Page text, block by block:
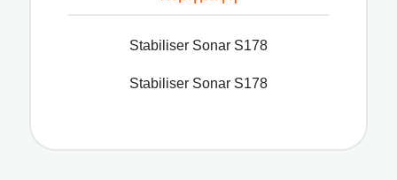
Stabiliser Sonar S178
Stabiliser Sonar S178